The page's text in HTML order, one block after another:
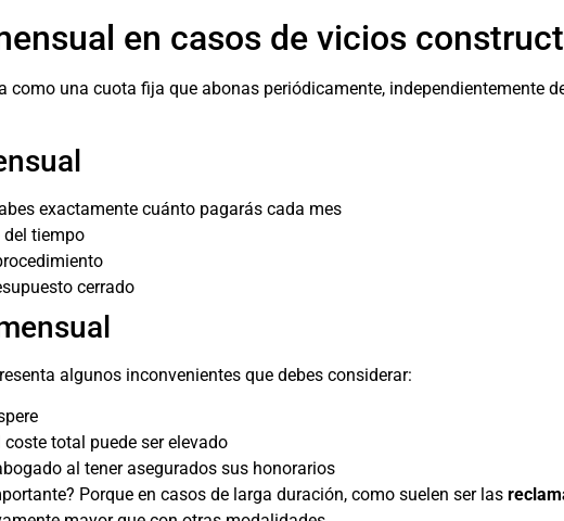
en casos de vicios
como una cuota fija que abonas periódicamente, independientemente
exactamente cuánto pagarás cada mes
tiempo
cerrado
algunos inconvenientes que debes considerar:
total puede ser elevado
al tener asegurados sus honorarios
Porque en casos de larga duración, como suelen ser las